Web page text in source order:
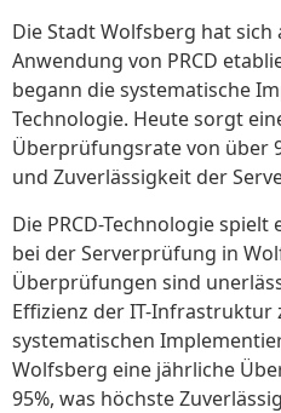
Die Stadt Wolfsberg hat
Anwendung von PRCD
begann die systematische
Technologie. Heute sorgt
Überprüfungsrate von über
und Zuverlässigkeit der
Die PRCD-Technologie
bei der Serverprüfung in
Überprüfungen sind
Effizienz der IT-Infrastruktur
systematischen
Wolfsberg eine jährliche
95%, was höchste